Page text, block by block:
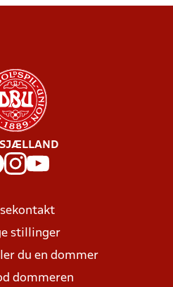
SJÆLLAND
stillinger
du en dommer
dommeren